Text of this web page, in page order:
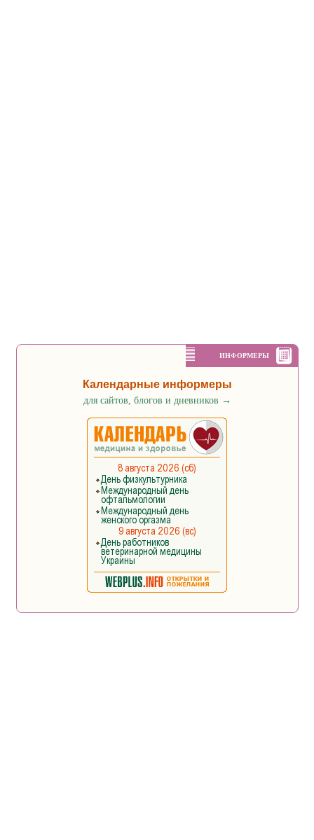
ИНФОРМЕРЫ
Календарные информеры
для сайтов, блогов и дневников →